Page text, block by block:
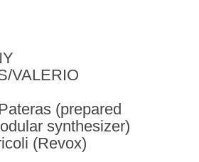
VALERIO
(prepared
synthesizer)
(Revox)